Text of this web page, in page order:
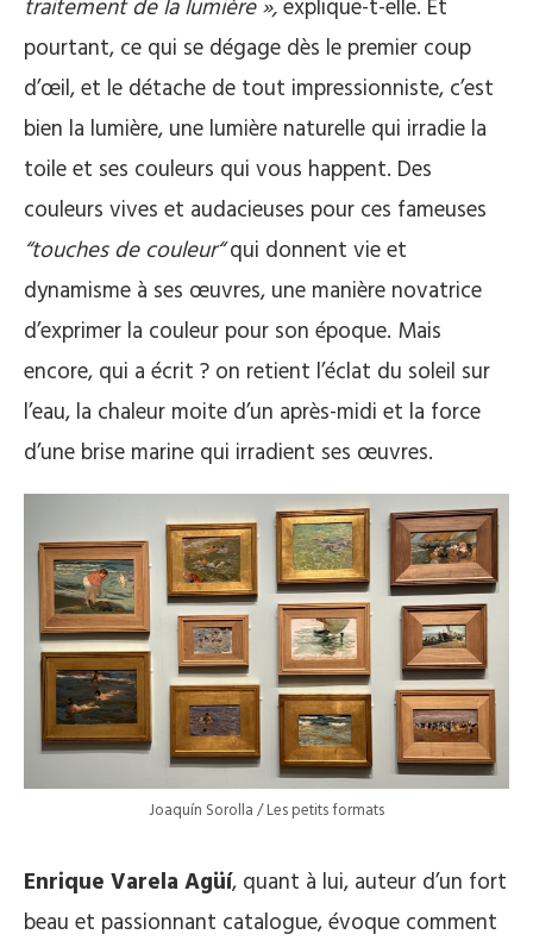
traitement de la lumière »,explique-t-elle. Et
pourtant, ce qui se dégage dès le premier coup
d’œil, et le détache de tout impressionniste, c’est
bien la lumière, une lumière naturelle qui irradie la
toile et ses couleurs qui vous happent. Des
couleurs vives et audacieuses pour ces fameuses
“touches de couleur“qui donnent vie et
dynamisme à ses œuvres, une manière novatrice
d’exprimer la couleur pour son époque. Mais
encore, qui a écrit ? on retient l’éclat du soleil sur
l’eau, la chaleur moite d’un après-midi et la force
d’une brise marine qui irradient ses œuvres.
Joaquín Sorolla / Les petits formats
Enrique Varela Agüí, quant à lui, auteur d’un fort
beau et passionnant catalogue, évoque comment